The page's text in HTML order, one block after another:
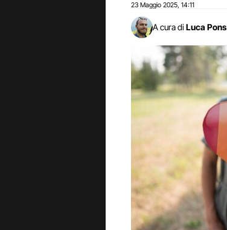
23 Maggio 2025 14:11
A cura di Luca Pons